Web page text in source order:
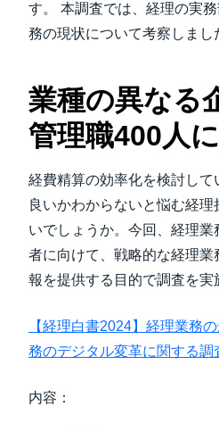
自治体・公共機関・教育機関等
す。 本調査では、経理の実
務の現状について考察しまし
業種の異なる
管理職400人
経費精算の効率化を検討し
良いかわからないと悩む経
いでしょうか。今回、経理
者に向けて、戦略的な経理
報を提供する目的で調査を実
【経理白書2024】経理業務
務のデジタル変革に関する調
内容：